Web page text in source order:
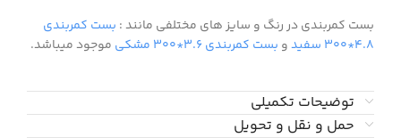
بست کمربندی در رنگ و سایز های مختلفی مانند : بست کمربندی
۴.۸*۳۰۰ سفید
و بست کمربندی ۳.۶*۳۰۰ مشکی موجود میباشد.
توضیحات تکمیلی
حمل و نقل و تحویل